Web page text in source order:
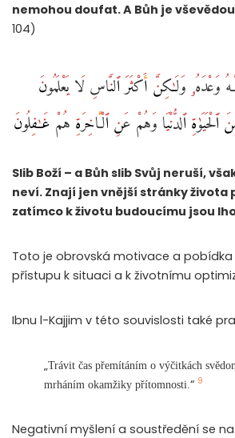
nemohou doufat. A Bůh je
104)
وَعْدَهُۥ وَلَـٰكِنَّ أَكْثَرَ ٱلنَّاسِ لَا يَعْلَمُونَ
Slib Boží – a Bůh slib Svůj neruší,
neví. Znají jen vnější stránky života
zatímco k životu budoucímu jsou
Toto je obrovská motivace a pobídka
přístupu k situaci a k životnímu
Ibnu l-Kajjim v této souvislosti také
„Trávit čas přemítáním o výčitkách
mrháním okamžiky přítomnosti. “ 9
Negativní myšlení a soustředění se